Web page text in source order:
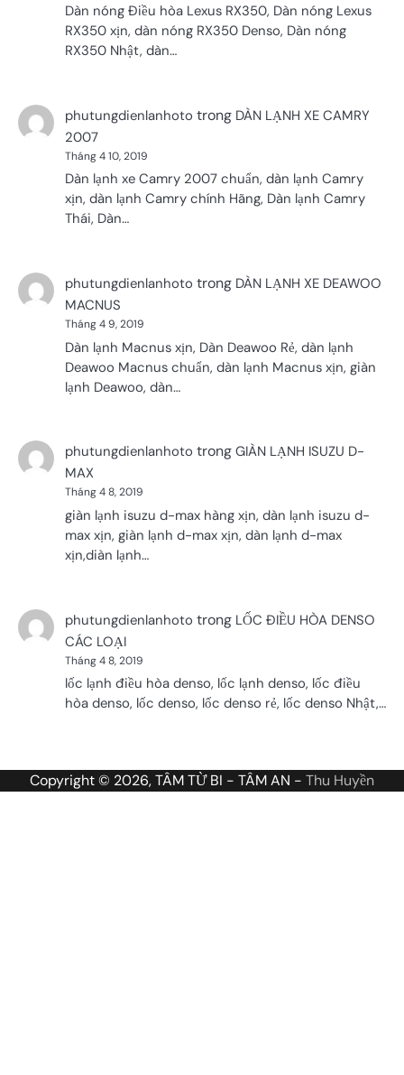
Dàn nóng Điều hòa Lexus RX350, Dàn nóng Lexus
RX350 xịn, dàn nóng RX350 Denso, Dàn nóng
RX350 Nhật, dàn…
phutungdienlanhoto trong DÀN LẠNH XE CAMRY
2007
Tháng 4 10, 2019
Dàn lạnh xe Camry 2007 chuẩn, dàn lạnh Camry
xịn, dàn lạnh Camry chính Hãng, Dàn lạnh Camry
Thái, Dàn…
phutungdienlanhoto trong DÀN LẠNH XE DEAWOO
MACNUS
Tháng 4 9, 2019
Dàn lạnh Macnus xịn, Dàn Deawoo Rẻ, dàn lạnh
Deawoo Macnus chuẩn, dàn lạnh Macnus xịn, giàn
lạnh Deawoo, dàn…
phutungdienlanhoto trong GIÀN LẠNH ISUZU D-
MAX
Tháng 4 8, 2019
giàn lạnh isuzu d-max hàng xịn, dàn lạnh isuzu d-
max xịn, giàn lạnh d-max xịn, dàn lạnh d-max
xịn,diàn lạnh…
phutungdienlanhoto trong LỐC ĐIỀU HÒA DENSO
CÁC LOẠI
Tháng 4 8, 2019
lốc lạnh điều hòa denso, lốc lạnh denso, lốc điều
hòa denso, lốc denso, lốc denso rẻ, lốc denso Nhật,…
Copyright © 2026, TÂM TỪ BI - TÂM AN - Thu Huyền